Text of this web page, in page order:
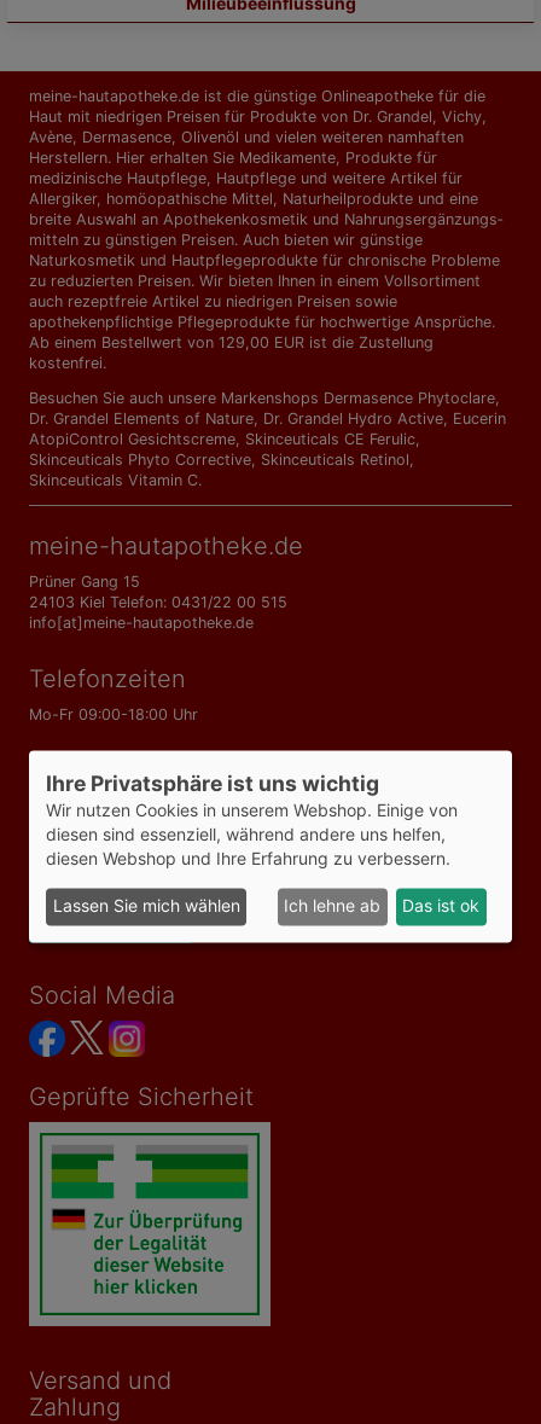
meine-hautapotheke.de ist die günstige Onlineapotheke für die
Haut mit niedrigen Preisen für Produkte von Dr. Grandel, Vichy,
Avène, Dermasence, Olivenöl und vielen weiteren namhaften
Herstellern. Hier erhalten Sie Medikamente, Produkte für
medizinische Hautpflege, Hautpflege und weitere Artikel für
Allergiker, homöopathische Mittel, Naturheilprodukte und eine
breite Auswahl an Apothekenkosmetik und Nahrungs­ergänzungs­
mitteln zu günstigen Preisen. Auch bieten wir günstige
Naturkosmetik und Hautpflegeprodukte für chronische Probleme
zu reduzierten Preisen. Wir bieten Ihnen in einem Vollsortiment
auch rezeptfreie Artikel zu niedrigen Preisen sowie
apothekenpflichtige Pflegeprodukte für hochwertige Ansprüche.
Ab einem Bestellwert von 129,00 EUR ist die Zustellung
kostenfrei.
Besuchen Sie auch unsere Markenshops Dermasence Phytoclare
Dr. Grandel Elements of Nature Dr. Grandel Hydro Active Eucerin
AtopiControl Gesichtscreme Skinceuticals CE Ferulic
Skinceuticals Phyto Corrective Skinceuticals Retinol
Skinceuticals Vitamin C.
meine-hautapotheke.de
Prüner Gang 15
24103 Kiel Telefon: 0431/22 00 515
info[at]meine-hautapotheke.de
Telefonzeiten
Mo-Fr 09:00-18:00 Uhr
Informationen
AGB
Impressum
Datenschutzerklärung
Bezahlmöglichkeiten
Vertrag widerrufen
Social Media
Geprüfte Sicherheit
Versand und
Zahlung
Ihre Privatsphäre ist uns wichtig
Wir nutzen Cookies in unserem Webshop. Einige von
diesen sind essenziell, während andere uns helfen,
diesen Webshop und Ihre Erfahrung zu verbessern.
Lassen Sie mich wählen Ich lehne ab Das ist ok